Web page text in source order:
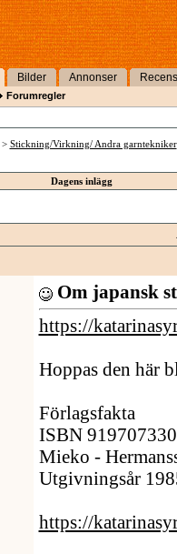
Bilder Annonser
Forumregler
> Stickning/Virkning/ Andra garntekniker
Dagens inlägg
Om japansk
https://
Hoppas den här
Förlagsfakta
ISBN
Mieko -
Utgivningsår
https://